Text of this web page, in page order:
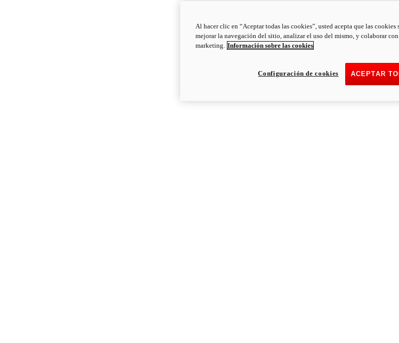
Al hacer clic en “Aceptar todas las cookies”, usted acepta que las
mejorar la navegación del sitio, analizar el uso del mismo, y colaborar
marketing. Información sobre las cookies
ACEPTAR
Configuración de cookies